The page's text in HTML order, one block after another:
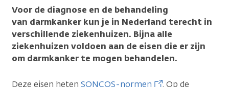
Voor de diagnose en de behandeling
van darmkanker kun je in Nederland terecht in
verschillende ziekenhuizen. Bijna alle
ziekenhuizen voldoen aan de eisen die er zijn
om darmkanker te mogen behandelen.
Deze eisen heten SONCOS-normen
. Op de